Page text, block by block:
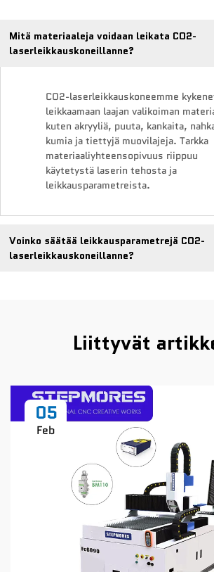
Mitä materiaaleja voidaan leikata CO2-
laserleikkauskoneillanne?
CO2-laserleikkauskoneemme
leikkaamaan laajan valikoiman
kuten akryyliä, puuta, kankaita,
kumia ja tiettyjä muovilajeja. Tarkka
materiaaliyhteensopivuus riippuu
käytetystä laserin tehosta ja
leikkausparametreista.
Voinko säätää leikkausparametrejä CO2-
laserleikkauskoneillanne?
Liittyvät
05
Feb